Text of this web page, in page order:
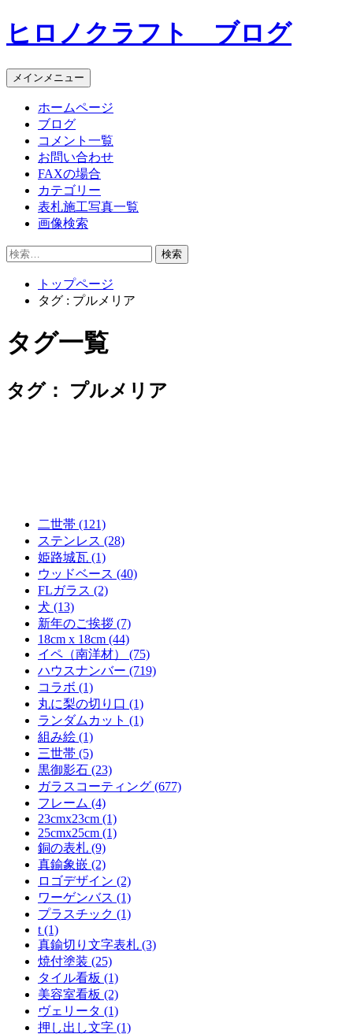
コ
ン
ン
ツ
ヒロノクラフト ブログ
メインメニュー
ホームページ
ブログ
コメント一覧
お問い合わせ
FAXの場合
カテゴリー
表札施工写真一覧
画像検索
検
トップページ
タグ : プルメリア
タグ一覧
タグ： プルメリア
二世帯 (121)
ステンレス (28)
姫路城瓦 (1)
ウッドベース (40)
FLガラス (2)
犬 (13)
新年のご挨拶 (7)
18cm x 18cm (44)
イペ（南洋材） (75)
ハウスナンバー (719)
コラボ (1)
丸に梨の切り口 (1)
ランダムカット (1)
組み絵 (1)
三世帯 (5)
黒御影石 (23)
ガラスコーティング (677)
フレーム (4)
23cmx23cm (1)
25cmx25cm (1)
銅の表札 (9)
真鍮象嵌 (2)
ロゴデザイン (2)
ワーゲンバス (1)
プラスチック (1)
t (1)
真鍮切り文字表札 (3)
焼付塗装 (25)
タイル看板 (1)
美容室看板 (2)
ヴェリータ (1)
押し出し文字 (1)